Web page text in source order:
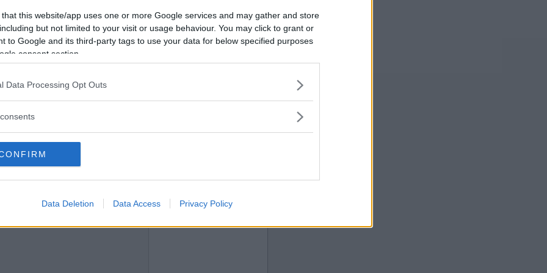
that this website/app uses one or more Google services and may gather and store
but not limited to your visit or usage behaviour. You may click to grant or
to Google and its third-party tags to use your data for below specified purposes
consent section.
Data Processing Opt Outs
Data Deletion Data Access Privacy Policy
2017-02-28 17:05
Vill du bli
medlem?